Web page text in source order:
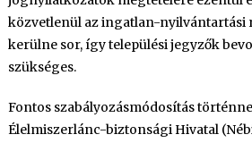
közvetlenül az ingatlan-nyilvántartási
kerülne sor, így települési jegyzők
szükséges.
Fontos szabályozásmódosítás
Élelmiszerlánc-biztonsági Hivatal